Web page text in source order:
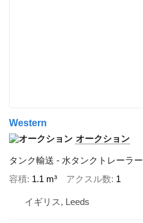
Western
オークション
タンク輸送 - 水タンクトレーラー
容積 1.1 m³ アクスル数 1
イギリス, Leeds